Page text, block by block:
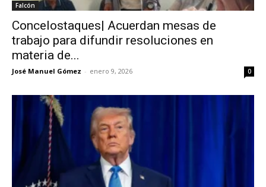
Falcón
Concelostaques| Acuerdan mesas de
trabajo para difundir resoluciones en
materia de...
José Manuel Gómez - enero 9, 2026 0